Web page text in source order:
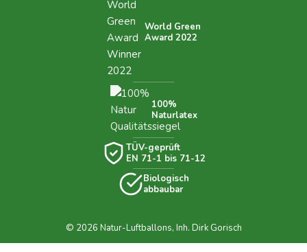
World Green
Award 2022
100%
Naturlatex
TÜV-geprüft
EN 71-1 bis 71-12
Biologisch
abbaubar
© 2026 Natur-Luftballons, Inh. Dirk Gorisch